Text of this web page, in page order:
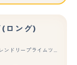
(ロング)
ひごペットフレンドリープライムツリー赤池店